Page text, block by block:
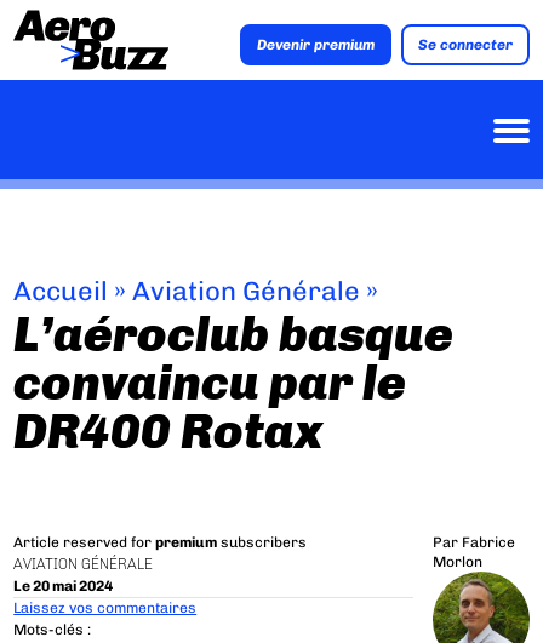
Devenir premium Se connecter
Accueil »Aviation Générale »
L’aéroclub basque
convaincu par le
DR400 Rotax
Article reserved forpremium subscribers
AVIATION GÉNÉRALE
Le 20 mai 2024
Par Fabrice
Morlon
Laissez vos commentaires
Mots-clés :